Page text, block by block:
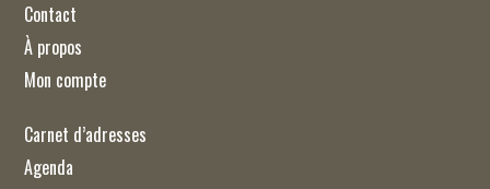
Contact
À propos
Mon compte
Carnet d’adresses
Agenda